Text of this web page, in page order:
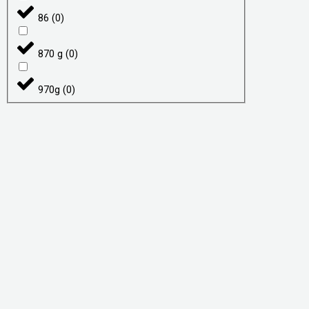
86 (0)
870 g (0)
970g (0)